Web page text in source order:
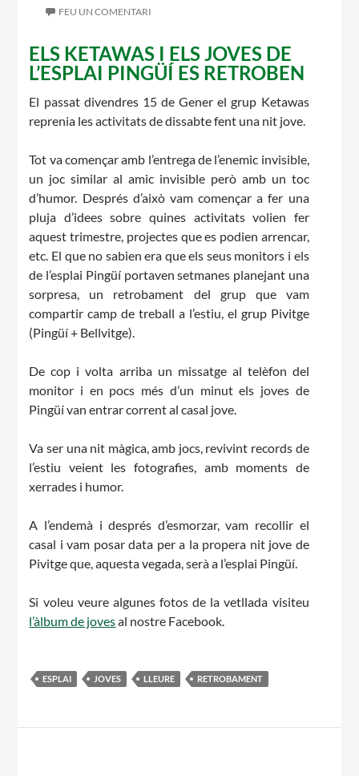
FEU UN COMENTARI
ELS KETAWAS I ELS JOVES DE
L’ESPLAI PINGÜÍ ES RETROBEN
El passat divendres 15 de Gener el grup Ketawas
reprenia les activitats de dissabte fent una nit jove.
Tot va començar amb l’entrega de l’enemic invisible,
un joc similar al amic invisible però amb un toc
d’humor. Després d’això vam començar a fer una
pluja d’idees sobre quines activitats volien fer
aquest trimestre, projectes que es podien arrencar,
etc. El que no sabien era que els seus monitors i els
de l’esplai Pingüí portaven setmanes planejant una
sorpresa, un retrobament del grup que vam
compartir camp de treball a l’estiu, el grup Pivitge
(Pingüí + Bellvitge).
De cop i volta arriba un missatge al telèfon del
monitor i en pocs més d’un minut els joves de
Pingüí van entrar corrent al casal jove.
Va ser una nit màgica, amb jocs, revivint records de
l’estiu veient les fotografies, amb moments de
xerrades i humor.
A l’endemà i després d’esmorzar, vam recollir el
casal i vam posar data per a la propera nit jove de
Pivitge que, aquesta vegada, serà a l’esplai Pingüí.
Si voleu veure algunes fotos de la vetllada visiteu
l’àlbum de jovesal nostre Facebook.
ESPLAI JOVES LLEURE RETROBAMENT
ESPLAIS
SUPORT TERCER SECTOR
CONEIX FUNDESPLAI
La Fundació
L'equip
Missió i valors
Els comptes clars
Proposta educativa
ACTUALITAT
Notícies
Diari de la Fundació